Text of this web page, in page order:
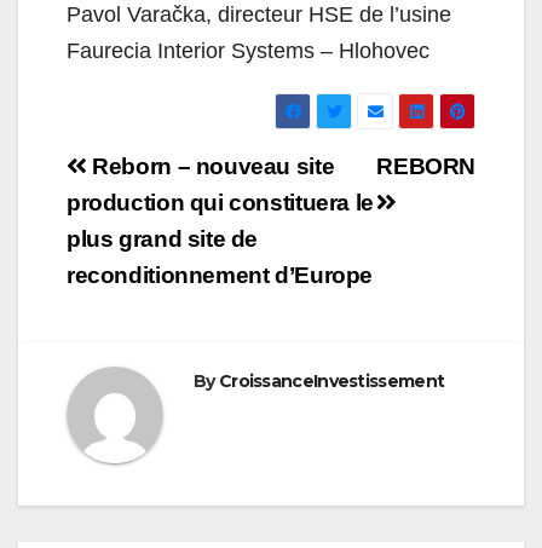
Pavol Varačka, directeur HSE de l’usine
Faurecia Interior Systems – Hlohovec
Navigation
de
l’article
REBORN
Reborn – nouveau site
production qui constituera le
plus grand site de
reconditionnement d’Europe
ByCroissanceInvestissement